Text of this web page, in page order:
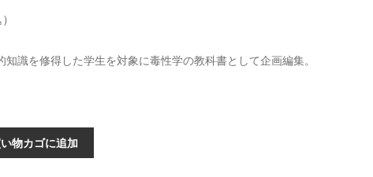
知識を修得した学生を対象に毒性学の教科書として企画編集。
物カゴに追加